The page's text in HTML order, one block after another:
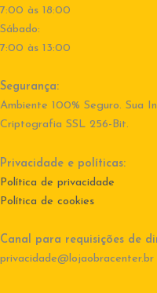
7:00 às 18:00
Sábado:
7:00 às 13:00
Segurança:
Ambiente 100% Seguro. Sua
Criptografia SSL 256-Bit.
Privacidade e políticas:
Política de privacidade
Política de cookies
Canal para requisições de
privacidade@lojaobracenter.br